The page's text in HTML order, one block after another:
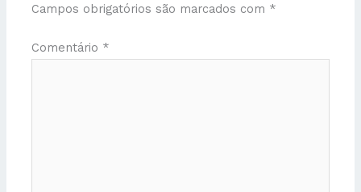
Campos obrigatórios são marcados com *
Comentário *